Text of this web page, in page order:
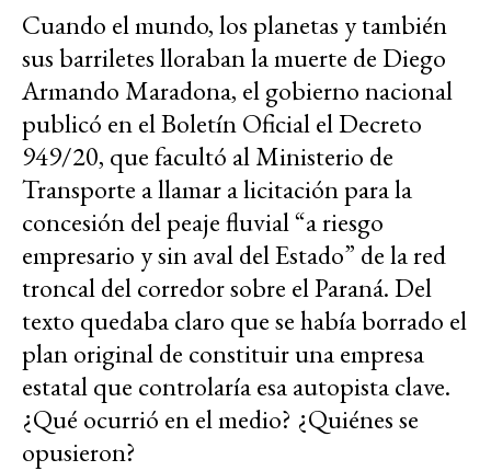
Cuando el mundo, los planetas y también
sus barriletes lloraban la muerte de Diego
Armando Maradona, el gobierno nacional
publicó en el Boletín Oficial el Decreto
949/20, que facultó al Ministerio de
Transporte a llamar a licitación para la
concesión del peaje fluvial “a riesgo
empresario y sin aval del Estado” de la red
troncal del corredor sobre el Paraná. Del
texto quedaba claro que se había borrado el
plan original de constituir una empresa
estatal que controlaría esa autopista clave.
¿Qué ocurrió en el medio? ¿Quiénes se
opusieron?